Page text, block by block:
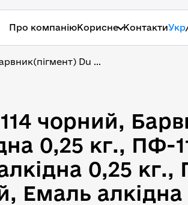
Про компаніюКорисне КонтактиУкр
Du ...
чорний,
чорний,
0,25 кг., ПФ-
0,25 кг.,
Емаль алкідна